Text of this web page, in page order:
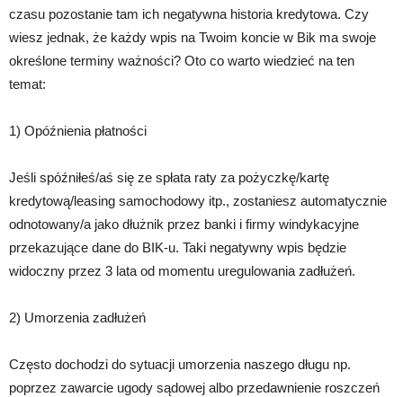
czasu pozostanie tam ich negatywna historia kredytowa. Czy
wiesz jednak, że każdy wpis na Twoim koncie w Bik ma swoje
określone terminy ważności? Oto co warto wiedzieć na ten
temat:
1) Opóźnienia płatności
Jeśli spóźniłeś/aś się ze spłata raty za pożyczkę/kartę
kredytową/leasing samochodowy itp., zostaniesz automatycznie
odnotowany/a jako dłużnik przez banki i firmy windykacyjne
przekazujące dane do BIK-u. Taki negatywny wpis będzie
widoczny przez 3 lata od momentu uregulowania zadłużeń.
2) Umorzenia zadłużeń
Często dochodzi do sytuacji umorzenia naszego długu np.
poprzez zawarcie ugody sądowej albo przedawnienie roszczeń